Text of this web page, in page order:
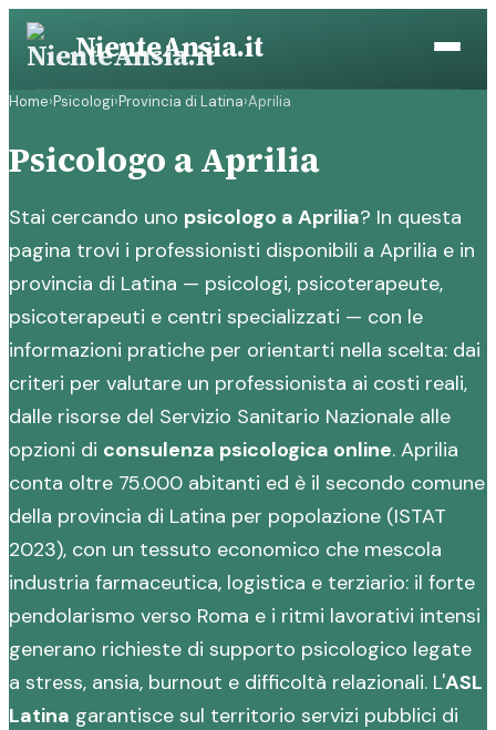
Vai
contenuto
NienteAnsia.it
Home›Psicologi›Provincia di Latina›Aprilia
Psicologo a Aprilia
Stai cercando uno psicologo a Aprilia? In questa
pagina trovi i professionisti disponibili a Aprilia e in
provincia di Latina — psicologi, psicoterapeute,
psicoterapeuti e centri specializzati — con le
informazioni pratiche per orientarti nella scelta: dai
criteri per valutare un professionista ai costi reali,
dalle risorse del Servizio Sanitario Nazionale alle
opzioni di consulenza psicologica online. Aprilia
conta oltre 75.000 abitanti ed è il secondo comune
della provincia di Latina per popolazione (ISTAT
2023), con un tessuto economico che mescola
industria farmaceutica, logistica e terziario: il forte
pendolarismo verso Roma e i ritmi lavorativi intensi
generano richieste di supporto psicologico legate
a stress, ansia, burnout e difficoltà relazionali. L'ASL
Latina garantisce sul territorio servizi pubblici di